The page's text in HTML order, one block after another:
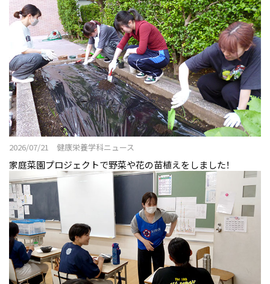
2026/07/21 健康栄養学科ニュース
家庭菜園プロジェクトで野菜や花の苗植えをしました！